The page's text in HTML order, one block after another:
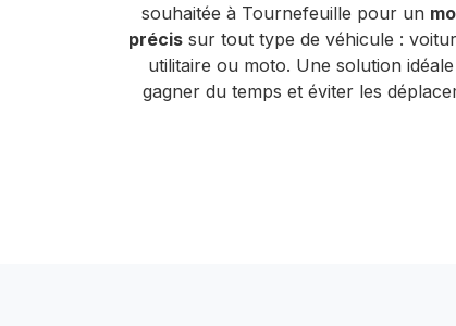
souhaitée à Tournefeuille pour un
précis sur tout type de véhicule :
utilitaire ou moto. Une solution
gagner du temps et éviter les